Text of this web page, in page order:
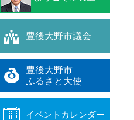
豊後大野市議会
豊後大野市
ふるさと大使
イベントカレンダー